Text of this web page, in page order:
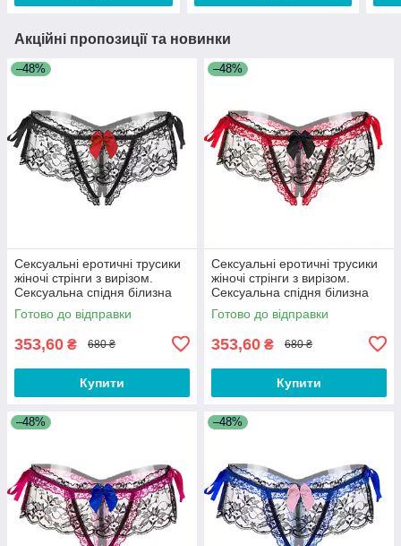
Акційні пропозиції та новинки
–48%
Сексуальні еротичні трусики
жіночі стрінги з вирізом.
Сексуальна спідня білизна
одяг для рольових ігор X3B
Готово до відправки
353,60 ₴ 680 ₴
Купити
–48%
Сексуальні еротичні трусики
жіночі стрінги з вирізом.
Сексуальна спідня білизна
одяг для рольових ігор X3Z
Готово до відправки
353,60 ₴ 680 ₴
Купити
–48% –48%